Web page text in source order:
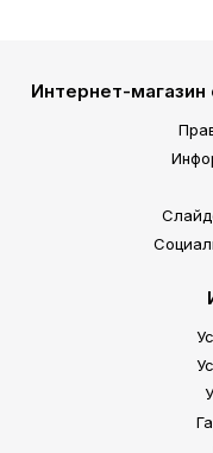
Интернет-магазин